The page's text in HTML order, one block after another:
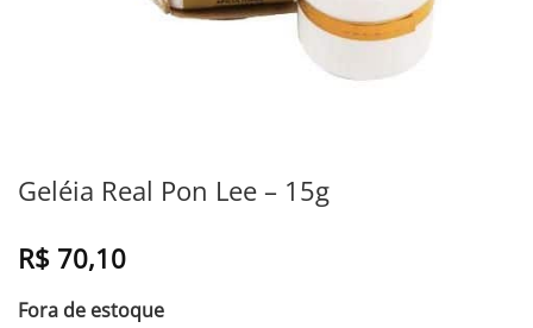
Geléia Real Pon Lee – 15g
R$ 70,10
Fora de estoque